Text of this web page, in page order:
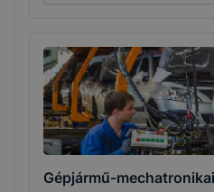
Gépjármű-